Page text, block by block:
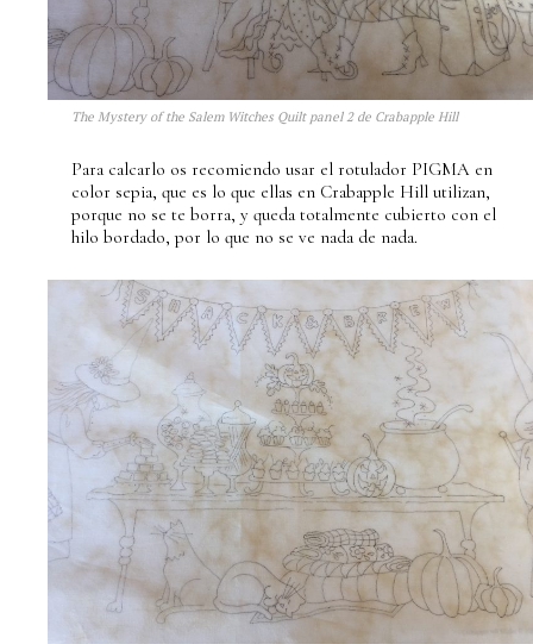
The Mystery of the Salem Witches Quilt panel 2 de Crabapple Hill
Para calcarlo os recomiendo usar el rotulador PIGMA en
color sepia, que es lo que ellas en Crabapple Hill utilizan,
porque no se te borra, y queda totalmente cubierto con el
hilo bordado, por lo que no se ve nada de nada.